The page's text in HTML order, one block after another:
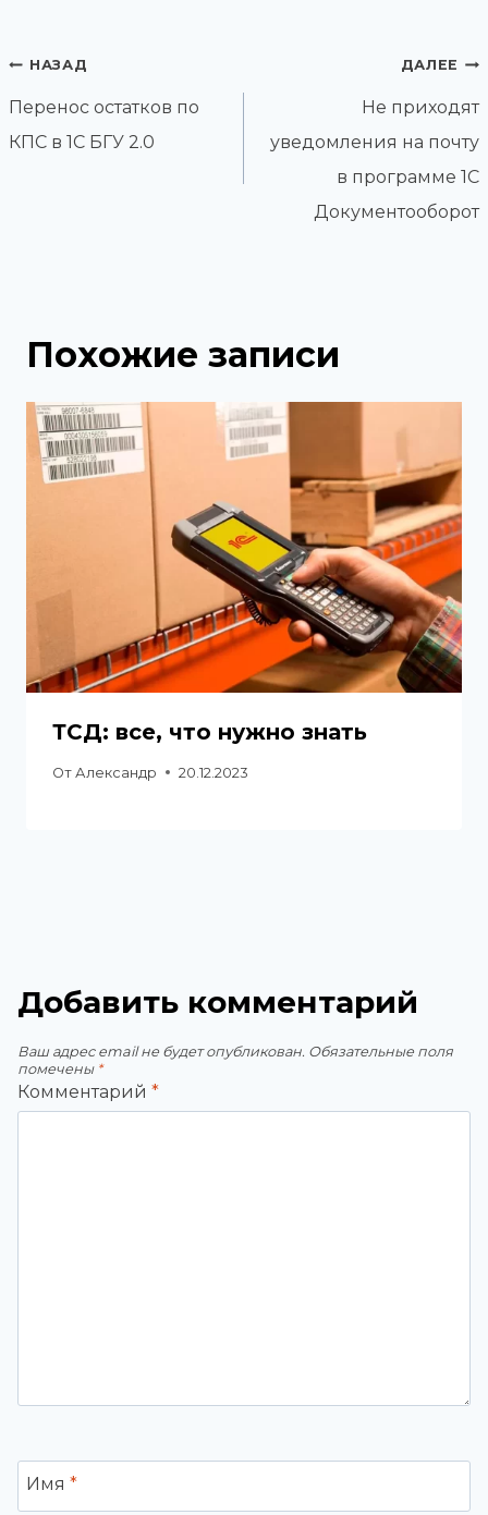
Навигация
по
записям
НАЗАД
Перенос остатков по
КПС в 1С БГУ 2.0
ДАЛЕЕ
Не приходят
уведомления на почту
в программе 1С
Документооборот
Похожие записи
ТСД: все, что нужно знать
От Александр 20.12.2023
Добавить комментарий
Ваш адрес email не будет опубликован. Обязательные поля
помечены *
Комментарий *
Имя *